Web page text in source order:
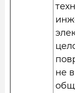
не